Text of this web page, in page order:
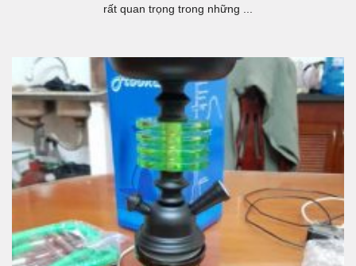
rất quan trọng trong những ...